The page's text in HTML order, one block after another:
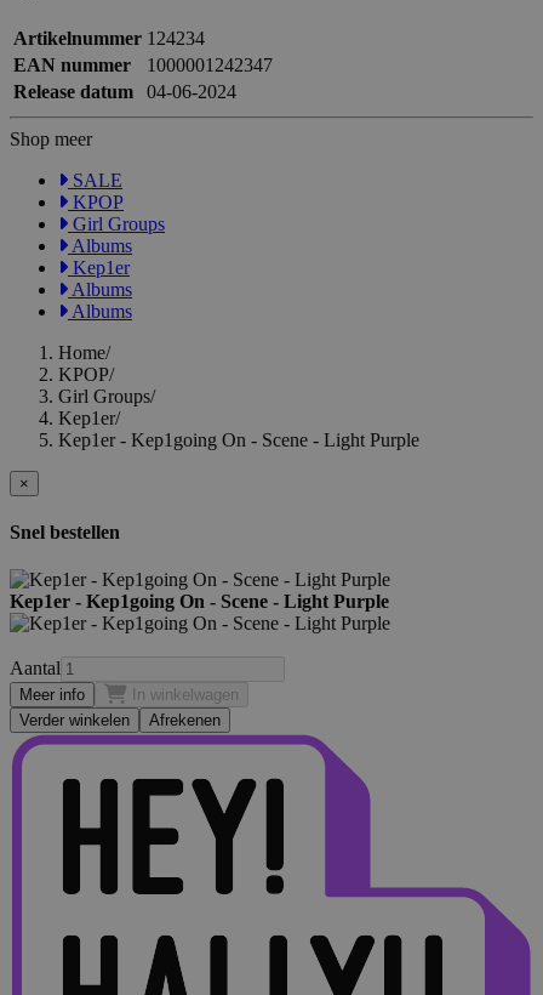
Artikelnummer 124234
EAN nummer
1000001242347
Release datum
04-06-2024
Shop meer
SALE
KPOP
Girl Groups
Albums
Kep1er
Albums
Albums
Home/
KPOP/
Girl Groups/
Kep1er/
Kep1er - Kep1going On - Scene - Light Purple
×
Snel bestellen
Kep1er - Kep1going On - Scene - Light Purple
Aantal
Meer info
In winkelwagen
Verder winkelen
Afrekenen